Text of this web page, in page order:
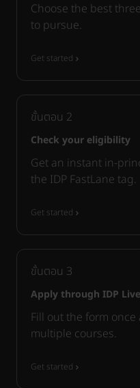
Choose the best
to pursue.
Get started
ขั้นตอน 2
Check your eligibility
Get an instant in-
the IDP FastLane tag.
Get started
ขั้นตอน 3
Apply through IDP Live
Fill out the form
multiple courses.
Get started